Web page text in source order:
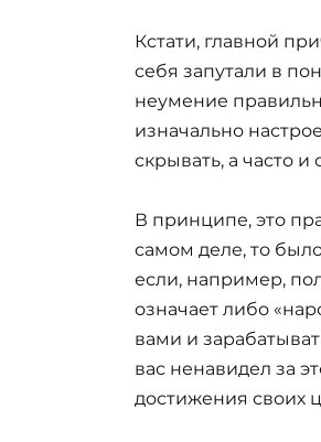
Кстати, главной
себя запутали в
неумение
изначально
скрывать, а часто
В принципе, это
самом деле, то
если, например,
означает либо
вами и
вас ненавидел за
достижения своих